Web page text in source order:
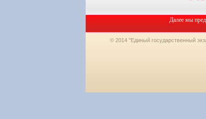
Далее мы
© 2014 "Единый государственный